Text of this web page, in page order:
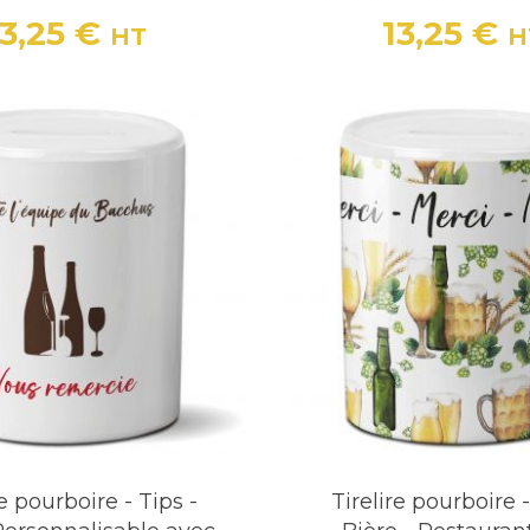
Prix
€ HT Prix
13,25 €
pourboire - Tips -
Tirelire pourboire